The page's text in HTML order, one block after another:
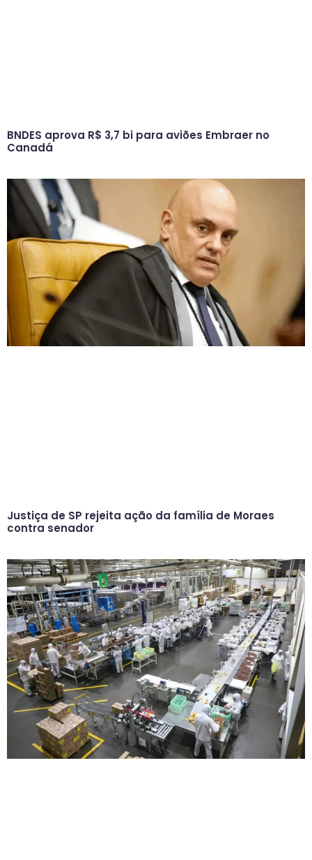
BNDES aprova R$ 3,7 bi para aviões Embraer no
Canadá
Justiça de SP rejeita ação da família de Moraes
contra senador